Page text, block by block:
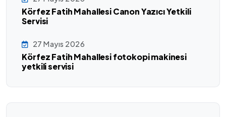
Körfez Fatih Mahallesi Canon Yazıcı Yetkili
Servisi
27 Mayıs 2026
Körfez Fatih Mahallesi fotokopi makinesi
yetkili servisi